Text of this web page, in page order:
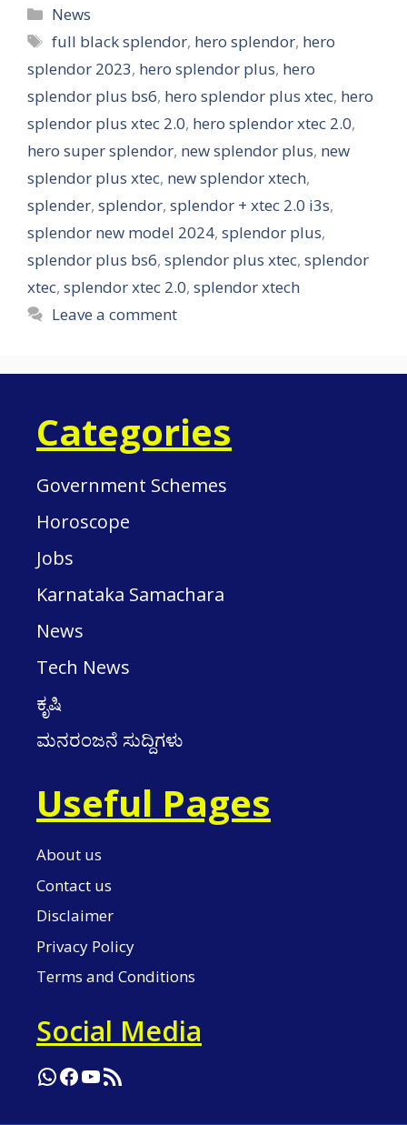
Categories
News
Tags
full black splendor, hero splendor, hero
splendor 2023, hero splendor plus, hero
splendor plus bs6, hero splendor plus xtec, hero
splendor plus xtec 2.0, hero splendor xtec 2.0,
hero super splendor, new splendor plus, new
splendor plus xtec, new splendor xtech,
splender, splendor, splendor + xtec 2.0 i3s,
splendor new model 2024, splendor plus,
splendor plus bs6, splendor plus xtec, splendor
xtec, splendor xtec 2.0, splendor xtech
Leave a comment
Categories
Government Schemes
Horoscope
Jobs
Karnataka Samachara
News
Tech News
ಕೃಷಿ
ಮನರಂಜನೆ ಸುದ್ದಿಗಳು
Useful Pages
About us
Contact us
Disclaimer
Privacy Policy
Terms and Conditions
Social Media
WhatsApp
Facebook
YouTube
RSS Feed